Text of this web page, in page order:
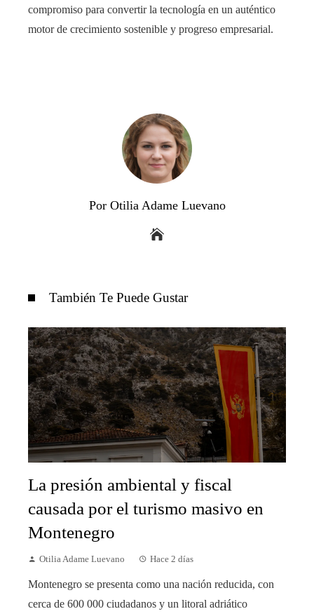
compromiso para convertir la tecnología en un auténtico
motor de crecimiento sostenible y progreso empresarial.
Por Otilia Adame Luevano
También Te Puede Gustar
La presión ambiental y fiscal
causada por el turismo masivo en
Montenegro
Otilia Adame Luevano Hace 2 días
Montenegro se presenta como una nación reducida, con
cerca de 600 000 ciudadanos y un litoral adriático